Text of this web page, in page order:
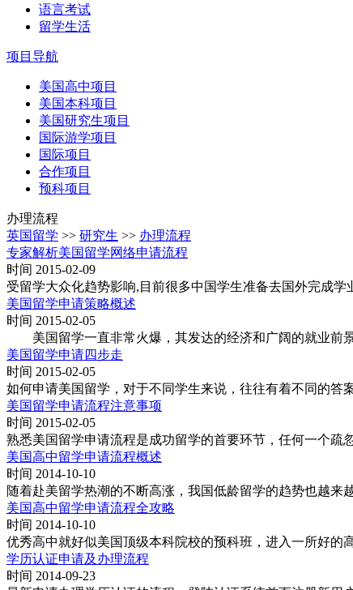
语言考试
留学生活
项目导航
美国高中项目
美国本科项目
美国研究生项目
国际游学项目
国际项目
合作项目
预科项目
办理流程
英国留学 >> 研究生 >> 办理流程
专家解析美国留学网络申请流程
时间 2015-02-09
受留学大众化趋势影响,目前很多中国学生准备去国外完成
美国留学申请策略概述
时间 2015-02-05
美国留学一直非常火爆，其发达的经济和广阔的就业前景
美国留学申请四步走
时间 2015-02-05
如何申请美国留学，对于不同学生来说，往往有着不同的答
美国留学申请流程注意事项
时间 2015-02-05
熟悉美国留学申请流程是成功留学的首要环节，任何一个
美国高中留学申请流程概述
时间 2014-10-10
随着赴美留学热潮的不断高涨，我国低龄留学的趋势也越
美国高中留学申请流程全攻略
时间 2014-10-10
优秀高中就好似美国顶级本科院校的预科班，进入一所好的
学历认证申请及办理流程
时间 2014-09-23